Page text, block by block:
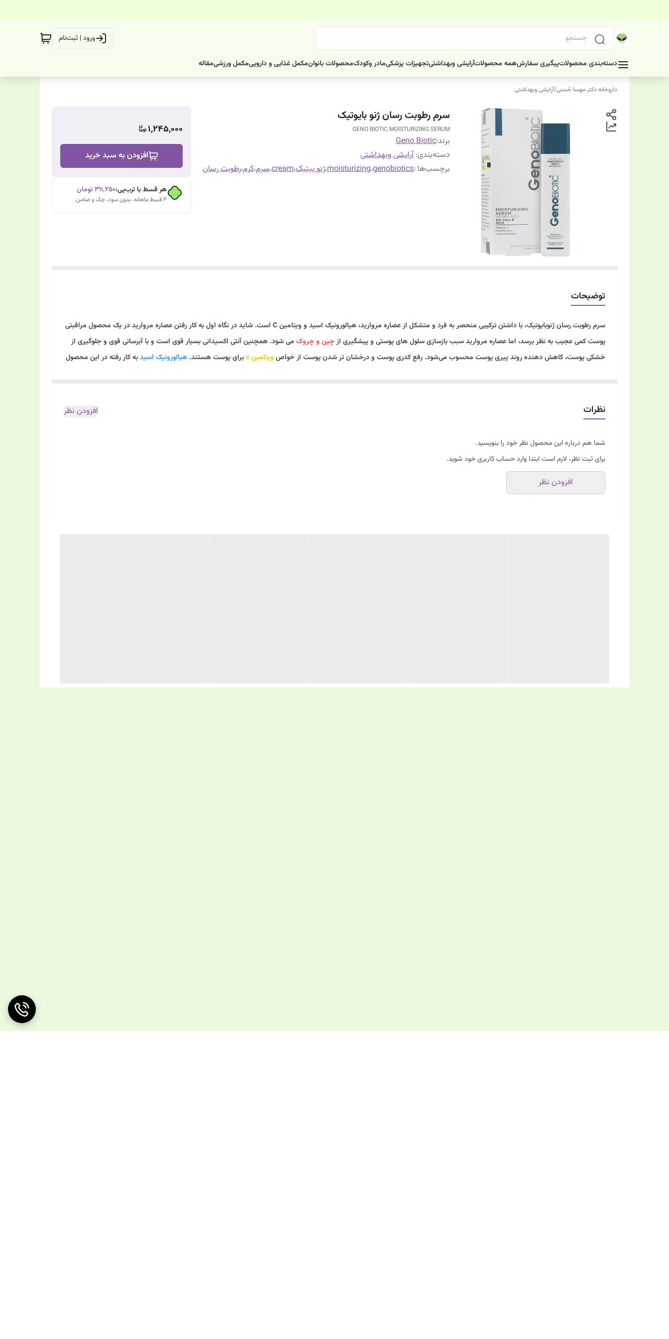
ورود | ثبت‌نام
دسته‌بندی محصولاتپیگیری سفارشهمه محصولاتآرایشی وبهداشتیتجهیزات پزشکیمادر وکودکمحصولات بانوانمکمل غذایی و داروییمکمل ورزشیمقاله
داروخانه دکتر مهسا حُسنی/آرایشی وبهداشتی
سرم رطوبت رسان ژنو بایوتیک
GENO BIOTIC MOISTURIZING SERUM
برند:Geno Biotic
دسته‌بندی:آرایشی وبهداشتی
برچسب‌ها :genobiotics،moisturizing،ژنو بیتیک،cream،سرم،کرم،رطوبت رسان
1,245,000
افزودن به سبد خرید
هر قسط با ترب‌پی:۳۱۱٬۲۵۰تومان
۴ قسط ماهانه. بدون سود، چک و ضامن.
توضیحات
سرم رطوبت رسان ژنوبایوتیک، با داشتن ترکیبی منحصر به فرد و متشکل از عصاره مروارید، هیالورونیک اسید و ویتامین C است. شاید در نگاه اول به کار رفتن عصاره مروارید در یک محصول مراقبتی
پوست کمی عجیب به نظر برسد، اما عصاره مروارید سبب بازسازی سلول های پوستی و پیشگیری ازچین و چروکمی شود. همچنین آنتی اکسیدانی بسیار قوی است و با آبرسانی قوی و جلوگیری از
خشکی پوست، کاهش دهنده روند پیری پوست محسوب می‌شود. رفع کدری پوست و درخشان تر شدن پوست از خواص ویتامین c برای پوست هستند. هیالورونیک اسیدبه کار رفته در این محصول
صبح و شب به مقدار کافی به صورت ضربه ای روی پوست تمیز صورت و گردن زده شود.
برای نفوذ پذیری بیشتر روی پوست مرطوب و نمدار زده شود
مواد تشکیل دهنده:
هیالورونیک اسید، عصاره مروارید، ویتامین C
نظرات افزودن نظر
شما هم درباره این محصول نظر خود را بنویسید.
برای ثبت نظر، لازم است ابتدا وارد حساب کاربری خود شوید.
افزودن نظر